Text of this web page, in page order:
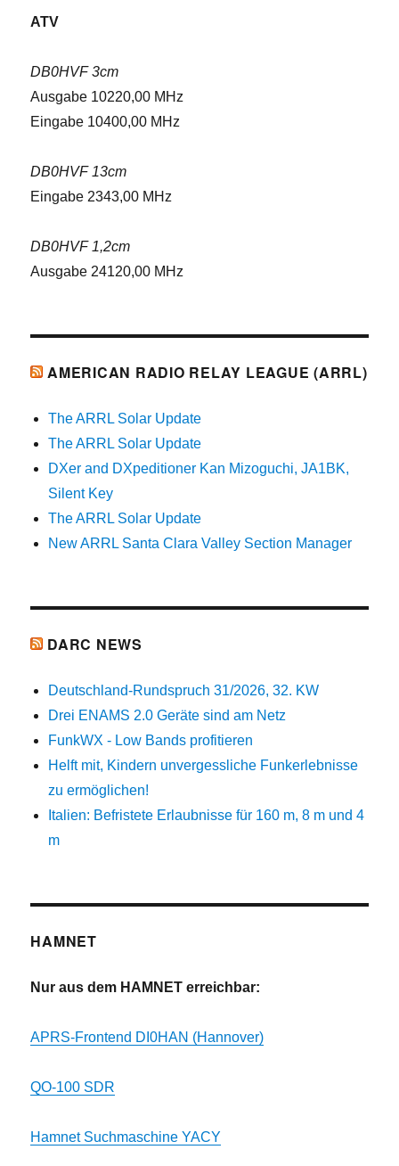
ATV
DB0HVF 3cm
Ausgabe 10220,00 MHz
Eingabe 10400,00 MHz
DB0HVF 13cm
Eingabe 2343,00 MHz
DB0HVF 1,2cm
Ausgabe 24120,00 MHz
AMERICAN RADIO RELAY LEAGUE (ARRL)
The ARRL Solar Update
The ARRL Solar Update
DXer and DXpeditioner Kan Mizoguchi, JA1BK,
Silent Key
The ARRL Solar Update
New ARRL Santa Clara Valley Section Manager
DARC NEWS
Deutschland-Rundspruch 31/2026, 32. KW
Drei ENAMS 2.0 Geräte sind am Netz
FunkWX - Low Bands profitieren
Helft mit, Kindern unvergessliche Funkerlebnisse
zu ermöglichen!
Italien: Befristete Erlaubnisse für 160 m, 8 m und 4
m
HAMNET
Nur aus dem HAMNET erreichbar:
APRS-Frontend DI0HAN (Hannover)
QO-100 SDR
Hamnet Suchmaschine YACY